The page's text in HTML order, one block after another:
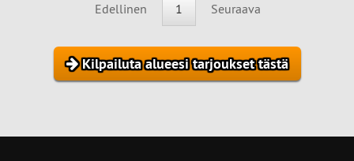
Edellinen 1 Seuraava
Kilpailuta alueesi tarjoukset tästä